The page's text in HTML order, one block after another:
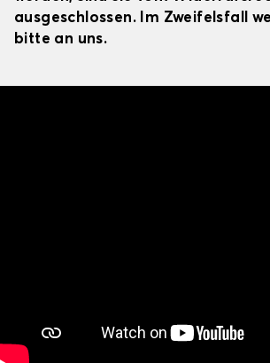
ausgeschlossen. Im Zweifelsfall
bitte an uns.